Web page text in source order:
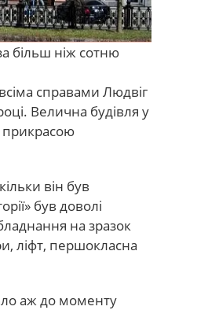
більш ніж сотню
справами Людвіг
Велична будівля у
прикрасою
він був
був доволі
на зразок
ліфт, першокласна
аж до моменту